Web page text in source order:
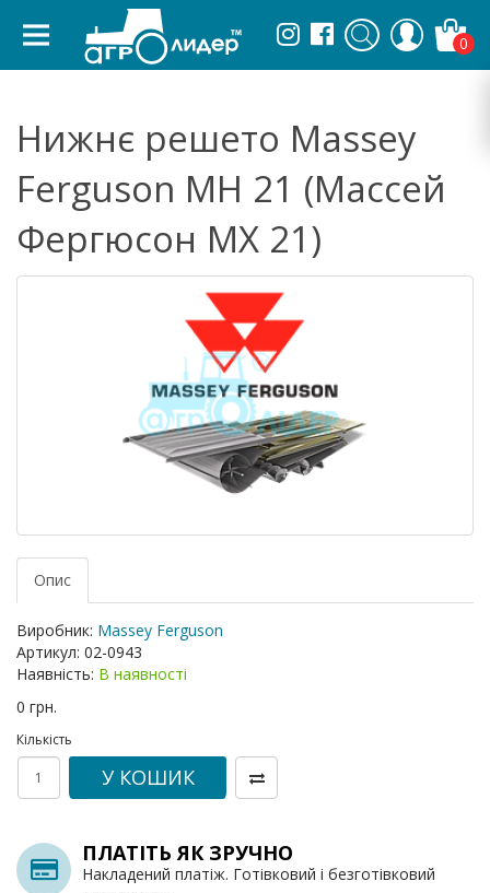
0
Нижнє решето Massey
Ferguson MH 21 (Массей
Фергюсон МХ 21)
Опис
Виробник: Massey Ferguson
Артикул: 02-0943
Наявність: В наявності
0 грн.
Кількість
У КОШИК
ПЛАТІТЬ ЯК ЗРУЧНО
Накладений платіж. Готівковий і безготівковий